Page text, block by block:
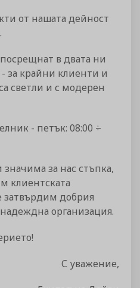
от нашата дейност
в двата ни
за крайни клиенти и
светли и с модерен
- петък: 08:00 ÷
за нас стъпка,
клиентската
затвърдим добрия
организация.
С уважение,